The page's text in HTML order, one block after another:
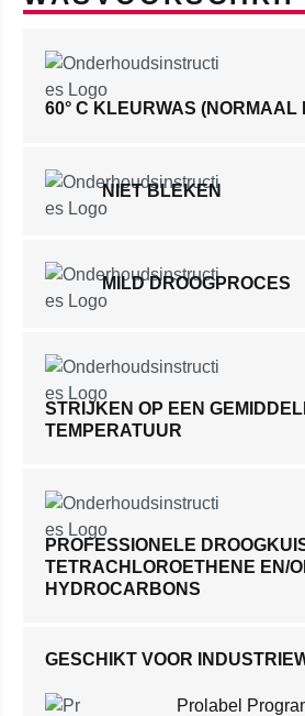
60° C KLEURWAS (NORMAAL
NIET BLEKEN
MILD DROOGPROCES
STRIJKEN OP EEN
TEMPERATUUR
PROFESSIONELE
TETRACHLOROETHENE EN/
HYDROCARBONS
GESCHIKT VOOR
Prolabel